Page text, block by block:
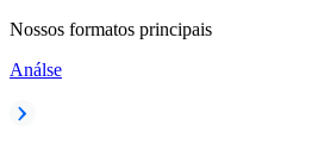
Nossos formatos principais
Análse